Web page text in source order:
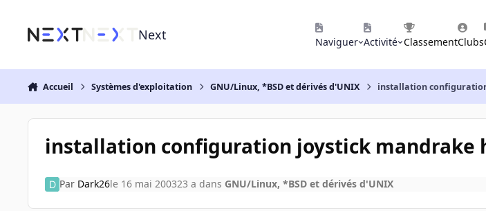
Next Naviguer Activité ClassementClubs
Accueil Systèmes d'exploitation GNU/Linux, *BSD et dérivés d'UNIX installation
installation configuration joystick mandrake
Par Dark26le 16 mai 200323 a dans GNU/Linux, *BSD et dérivés d'UNIX